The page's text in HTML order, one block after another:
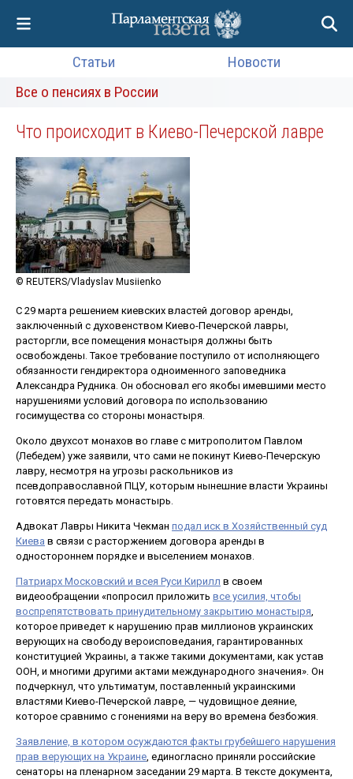
Статьи
Новости
Все о пенсиях в России
Что происходит в Киево-Печерской лавре
© REUTERS/Vladyslav Musiienko
С 29 марта решением киевских властей договор аренды,
заключенный с духовенством Киево-Печерской лавры,
расторгли, все помещения монастыря должны быть
освобождены. Такое требование поступило от исполняющего
обязанности гендиректора одноименного заповедника
Александра Рудника. Он обосновал его якобы имевшими место
нарушениями условий договора по использованию
госимущества со стороны монастыря.
Около двухсот монахов во главе с митрополитом Павлом
(Лебедем) уже заявили, что сами не покинут Киево-Печерскую
лавру, несмотря на угрозы раскольников из
псевдоправославной ПЦУ, которым нынешние власти Украины
готовятся передать монастырь.
Адвокат Лавры Никита Чекман подал иск в Хозяйственный суд
Киева в связи с расторжением договора аренды в
одностороннем порядке и выселением монахов.
Патриарх Московский и всея Руси Кирилл в своем
видеообращении «попросил приложить все усилия, чтобы
воспрепятствовать принудительному закрытию монастыря
которое приведет к нарушению прав миллионов украинских
верующих на свободу вероисповедания, гарантированных
конституцией Украины, а также такими документами, как устав
ООН, и многими другими актами международного значения». Он
подчеркнул, что ультиматум, поставленный украинскими
властями Киево-Печерской лавре, — чудовищное деяние,
которое сравнимо с гонениями на веру во времена безбожия.
Заявление, в котором осуждаются факты грубейшего нарушения
прав верующих на Украине , единогласно приняли российские
сенаторы на пленарном заседании 29 марта. В тексте документа,